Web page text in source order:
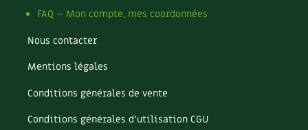
Potager
Potager en lasagnes
Poules
Prairie fleurie
Purin
FAQ – Mon compte, mes coordonnées
Nous contacter
Mentions légales
Conditions générales de vente
Conditions générales d’utilisation CGU